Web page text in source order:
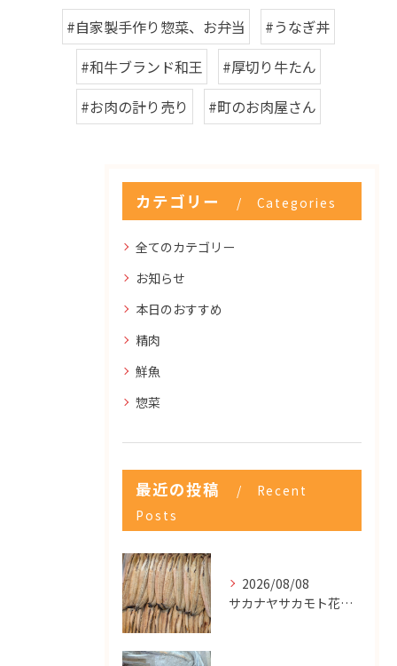
#自家製手作り惣菜、お弁当
#うなぎ丼
#和牛ブランド和王
#厚切り牛たん
#お肉の計り売り
#町のお肉屋さん
カテゴリー Categories
全てのカテゴリー
お知らせ
本日のおすすめ
精肉
鮮魚
惣菜
最近の投稿
Recent
Posts
2026/08/08
サカナヤサカモト花園店